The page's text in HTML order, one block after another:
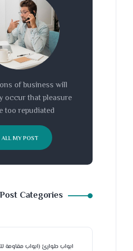
of business will
occur that pleasure
too repudiated.
ALL MY POST
Post Categories
ابواب طوارئ (ابواب مقاومة